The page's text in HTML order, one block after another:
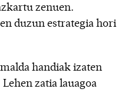
zenuen.
duzun estrategia hori
handiak izaten
zatia lauagoa